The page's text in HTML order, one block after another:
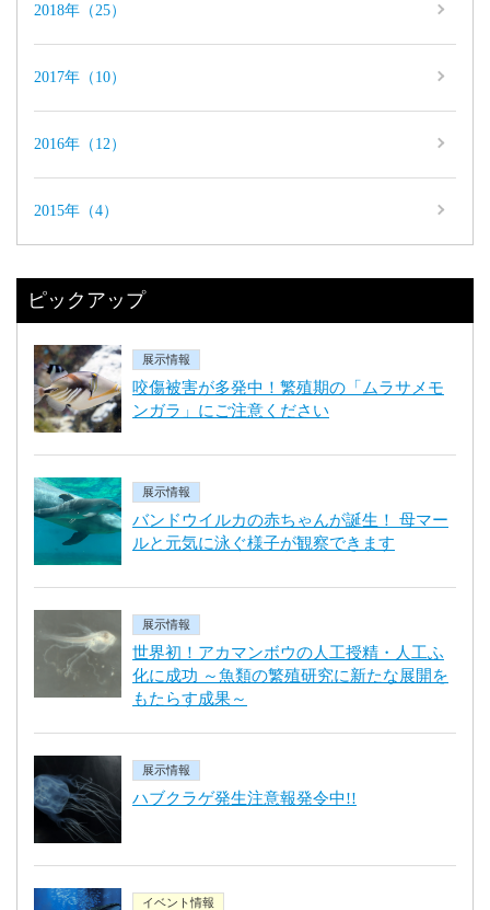
2018年（25）
2017年（10）
2016年（12）
2015年（4）
ピックアップ
展示情報
咬傷被害が多発中！繁殖期の「ムラサメモ
ンガラ」にご注意ください
展示情報
バンドウイルカの赤ちゃんが誕生！ 母マー
ルと元気に泳ぐ様子が観察できます
展示情報
世界初！アカマンボウの人工授精・人工ふ
化に成功 ～魚類の繁殖研究に新たな展開を
もたらす成果～
展示情報
ハブクラゲ発生注意報発令中!!
イベント情報